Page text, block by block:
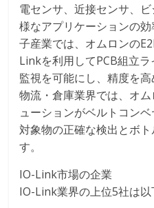
電センサ、近接センサ、
様なアプリケーションの
子産業では、オムロンの
Linkを利用してPCB組立
監視を可能にし、精度を高
物流・倉庫業界では、オ
ューションがベルトコンベ
対象物の正確な検出とボ
す。
IO-Link市場の企業
IO-Link業界の上位5社は以